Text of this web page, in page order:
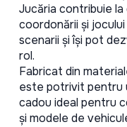
Jucăria contribuie
coordonării și
scenarii și își pot
rol.
Fabricat din
este potrivit pentru
cadou ideal pentru
și modele de